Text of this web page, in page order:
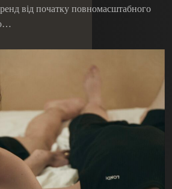
від початку повномасштабного